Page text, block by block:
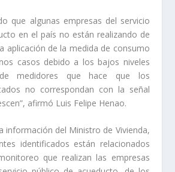
que algunas empresas del servicio
en el país no están realizando de
aplicación de la medida de consumo
casos debido a los bajos niveles
medidores que hace que los
no correspondan con la señal
afirmó Luis Felipe Henao.
información del Ministro de Vivienda,
identificados están relacionados
que realizan las empresas